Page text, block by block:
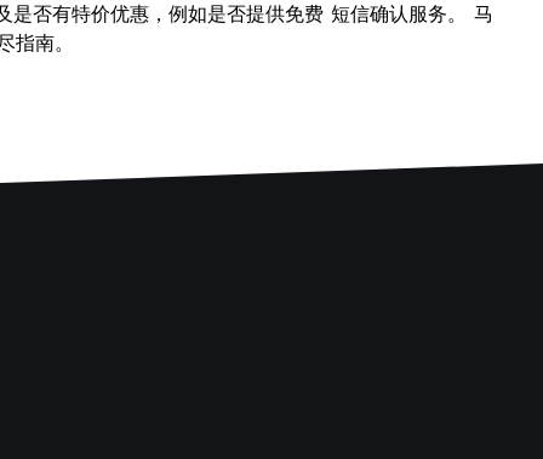
否有特价优惠，例如是否提供免费 短信确认服务。 马
南。